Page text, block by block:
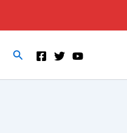
Search